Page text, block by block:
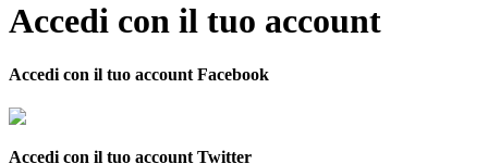
Accedi con il tuo account
Accedi con il tuo account Facebook
Accedi con il tuo account Twitter